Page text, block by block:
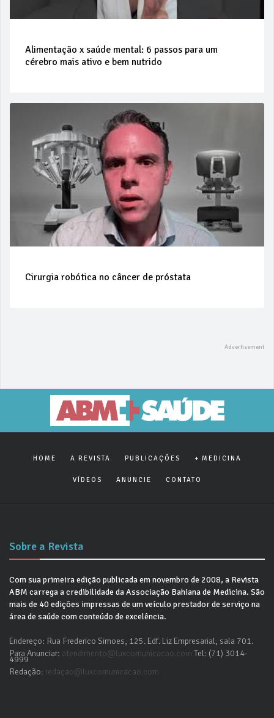
Alimentação x saúde mental: 6 passos para um
cérebro mais ativo e bem nutrido
Cirurgia robótica no câncer de próstata
HOME A REVISTA PUBLICAÇÕES + MEDICINA
VÍDEOS ANUNCIE CONTATO
Sobre a Revista
Com sua primeira edição publicada em novembro de 2008, a Revista
ABM carrega a credibilidade da Associação Bahiana de Medicina. São
mais de 40 edições impressas de um veículo prestador de serviço na
área de saúde com conteúdo de excelência.
Endereço: Rua Frederico Simoes, 125. Edf. Liz Empresarial, sala 701.
Para Anunciar: atendimento@luxcomunicacao.com Tel: (71) 3014-
4999
Redação: redaçao@luxcomunicacao.com